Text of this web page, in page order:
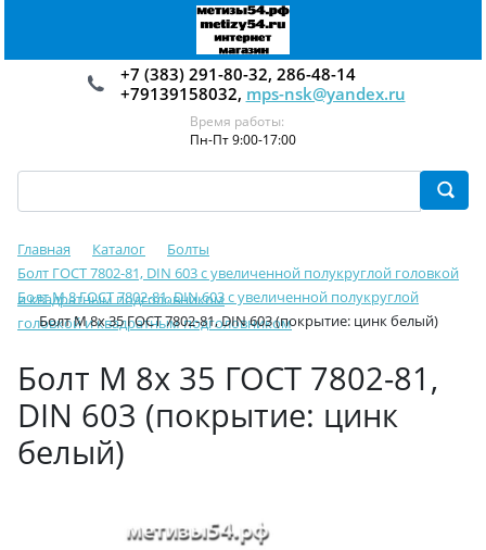
+7 (383) 291-80-32, 286-48-14
+79139158032, mps-nsk@yandex.ru
Время работы:
Пн-Пт 9:00-17:00
Главная Каталог
Болты
Болт ГОСТ 7802-81, DIN 603 с увеличенной полукруглой головкой
и квадратным подголовником
Болт М 8 ГОСТ 7802-81, DIN 603 с увеличенной полукруглой
головкой и квадратным подголовником
Болт М 8х 35 ГОСТ 7802-81, DIN 603 (покрытие: цинк белый)
Болт М 8х 35 ГОСТ 7802-81,
DIN 603 (покрытие: цинк
белый)